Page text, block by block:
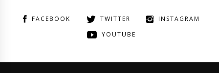
FACEBOOK TWITTER
INSTAGRAM
YOUTUBE